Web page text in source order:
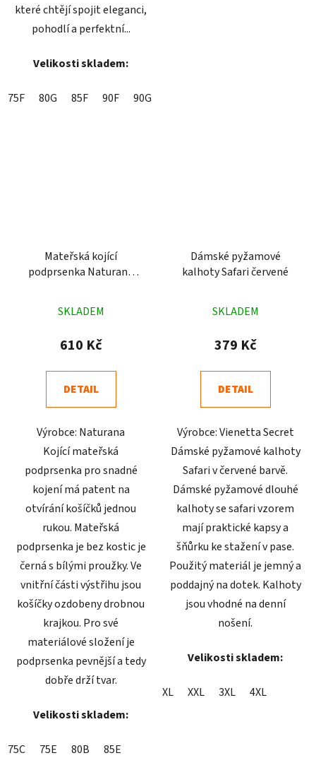
které chtějí spojit eleganci,
pohodlí a perfektní...
Velikosti skladem:
75F 80G 85F 90F 90G
Mateřská kojící
podprsenka Naturana
hodnocení
produktu
4,9
z
hvězdiček.
SKLADEM
610 Kč
DETAIL
Výrobce: Naturana
Kojící mateřská
podprsenka pro snadné
kojení má patent na
otvírání košíčků jednou
rukou. Mateřská
podprsenka je bez kostic je
černá s bílými proužky. Ve
vnitřní části výstřihu jsou
košíčky ozdobeny drobnou
krajkou. Pro své
materiálové složení je
podprsenka pevnější a tedy
dobře drží tvar.
Velikosti skladem:
75C 75E 80B 85E
Dámské pyžamové
kalhoty Safari červené
hodnocení
produktu
4,8
z
hvězdiček.
SKLADEM
379 Kč
DETAIL
Výrobce: Vienetta Secret
Dámské pyžamové kalhoty
Safari v červené barvě.
Dámské pyžamové dlouhé
kalhoty se safari vzorem
mají praktické kapsy a
šňůrku ke stažení v pase.
Použitý materiál je jemný a
poddajný na dotek. Kalhoty
jsou vhodné na denní
nošení.
Velikosti skladem:
XL XXL 3XL 4XL